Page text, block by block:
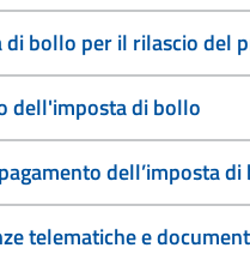
bollo per il rilascio del
dell'imposta di bollo
dell’imposta
telematiche e